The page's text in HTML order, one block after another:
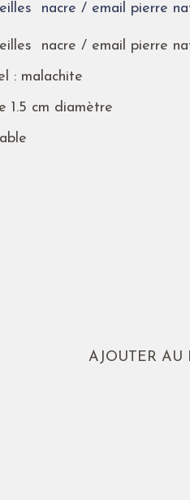
nacre / email pierre
nacre / email pierre
: malachite
1.5 cm diamètre
AJOUTER AU